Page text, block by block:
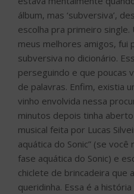
álbum, mas ‘subversiva’,
escolha pra primeiro
meus melhores amigos, fui
subversiva no dicionário.
perseguindo e que poucas
de palavras. Enfim, existia
vinho envolvida nessa
minutos depois tinha
musical feita por Lucas
aquática do Sonic” (se
fase aquática do Sonic) e
chiclete de brincadeira que
queridinha. Essa é a